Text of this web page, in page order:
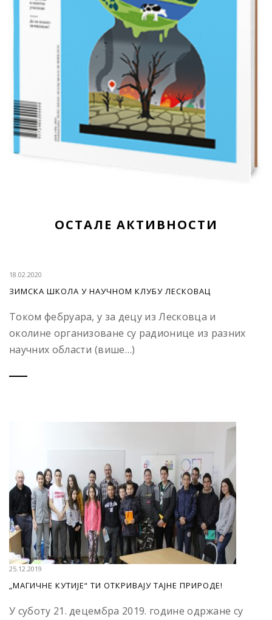
ОСТАЛЕ АКТИВНОСТИ
18.02.2020
ЗИМСКА ШКОЛА У НАУЧНОМ КЛУБУ ЛЕСКОВАЦ
Током фебруара, у за децу из Лесковца и
околине организоване су радионице из разних
научних области (више…)
25.12.2019
„МАГИЧНЕ КУТИЈЕ“ ТИ ОТКРИВАЈУ ТАЈНЕ ПРИРОДЕ!
У суботу 21. децембра 2019. године одржане су